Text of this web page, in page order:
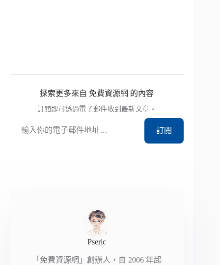
探索更多來自 免費資源網 的內容
訂閱即可透過電子郵件收到最新文章。
訂閱
Pseric
「免費資源網」創辦人，自 2006 年起